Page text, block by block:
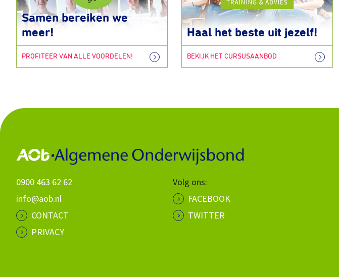
Samen bereiken we
meer!
PROFITEER VAN ALLE VOORDELEN!
Haal het beste uit jezelf!
BEKIJK HET CURSUSAANBOD
0900 463 62 62
info@aob.nl
CONTACT
PRIVACY
Volg ons:
FACEBOOK
TWITTER